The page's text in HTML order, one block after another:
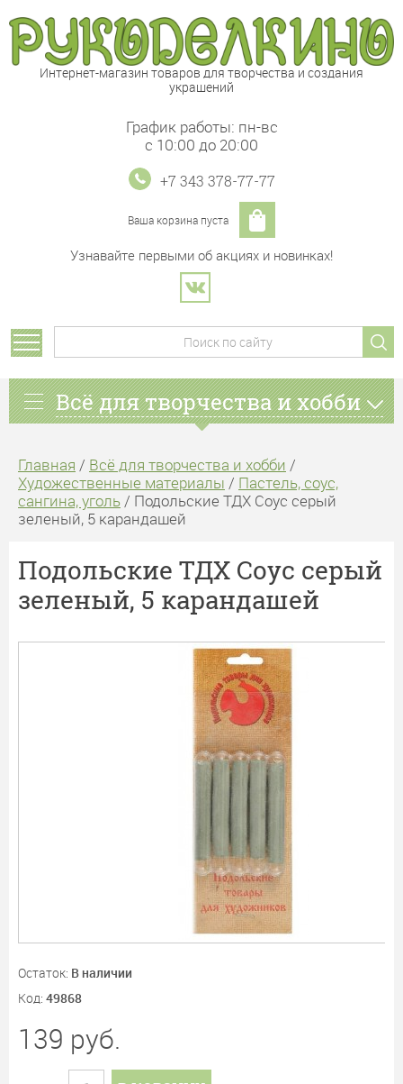
Интернет-магазин товаров для творчества и создания
украшений
Узнавайте первыми об акциях и новинках!
График работы: пн-вс
с 10:00 до 20:00
+7 343 378-77-77
Ваша корзина пуста
Всё для творчества и хобби
Главная / Всё для творчества и хобби /
Художественные материалы / Пастель, соус,
сангина, уголь / Подольские ТДХ Соус серый
зеленый, 5 карандашей
Подольские ТДХ Соус серый
зеленый, 5 карандашей
Остаток: В наличии
Код: 49868
139 руб.